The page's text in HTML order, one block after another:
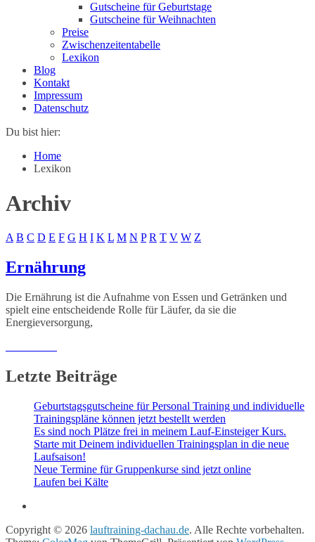
Gutscheine für Geburtstage
Gutscheine für Weihnachten
Preise
Zwischenzeitentabelle
Lexikon
Blog
Kontakt
Impressum
Datenschutz
Du bist hier:
Home
Lexikon
Archiv
A B C D E F G H I K L M N P R T V W Z
Ernährung
Die Ernährung ist die Aufnahme von Essen und Getränken und
spielt eine entscheidende Rolle für Läufer, da sie die
Energieversorgung,
Letzte Beiträge
Geburtstagsgutscheine für Personal Training und individuelle
Trainingspläne können jetzt bestellt werden
Es sind noch Plätze frei in meinem Lauf-Einsteiger Kurs.
Starte mit Deinem individuellen Trainingsplan in die neue
Laufsaison!
Neue Termine für Gruppenkurse sind jetzt online
Laufen bei Kälte
Copyright © 2026 lauftraining-dachau.de. Alle Rechte vorbehalten.